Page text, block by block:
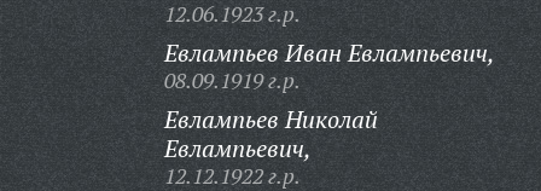
12.06.1923 г.р.
Евлампьев Иван Евлампьевич,
08.09.1919 г.р.
Евлампьев Николай
Евлампьевич,
12.12.1922 г.р.